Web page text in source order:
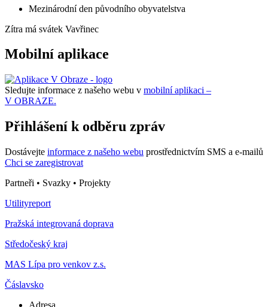
Mezinárodní den původního obyvatelstva
Zítra má svátek Vavřinec
Mobilní aplikace
Sledujte informace z našeho webu v mobilní aplikaci –
V OBRAZE.
Přihlášení k odběru zpráv
Dostávejte informace z našeho webu prostřednictvím SMS a e-mailů
Chci se zaregistrovat
Partneři • Svazky • Projekty
Utilityreport
Pražská integrovaná doprava
Středočeský kraj
MAS Lípa pro venkov z.s.
Čáslavsko